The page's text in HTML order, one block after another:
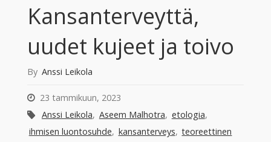
Kansanterveyttä,
uudet kujeet ja toivo
By Anssi Leikola
23 tammikuun, 2023
Anssi Leikola, Aseem Malhotra, etologia,
ihmisen luontosuhde, kansanterveys, teoreettinen